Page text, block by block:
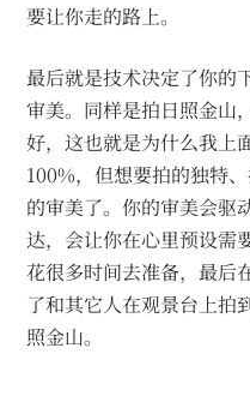
要让你走的路上。
最后就是技术决定了你的
审美。同样是拍日照金山
好，这也就是为什么我上
100%，但想要拍的独特
的审美了。你的审美会驱
达，会让你在心里预设需
花很多时间去准备，最后
了和其它人在观景台上拍
照金山。